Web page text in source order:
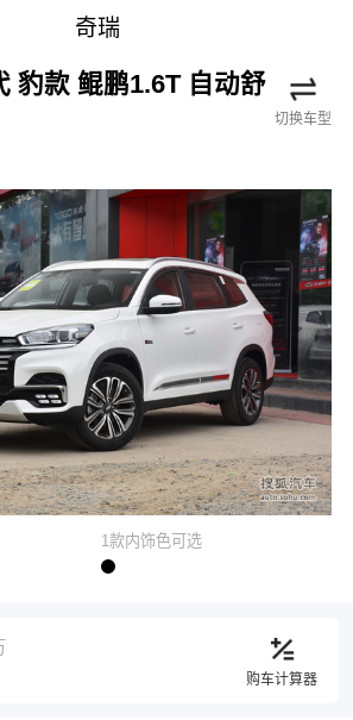
奇瑞
豹款 鲲鹏1.6T 自动舒
切换车型
1款内饰色可选
购车计算器